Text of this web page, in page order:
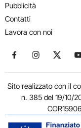
Pubblicità
Contatti
Lavora con noi
Seguici suSeguici su
Sito realizzato con il
n. 385 del 19/10/